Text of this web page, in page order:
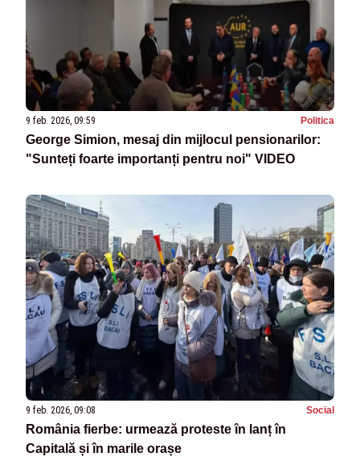
9 feb. 2026, 09:59 Politica
George Simion, mesaj din mijlocul pensionarilor:
"Sunteți foarte importanți pentru noi" VIDEO
9 feb. 2026, 09:08 Social
România fierbe: urmează proteste în lanț în
Capitală și în marile orașe